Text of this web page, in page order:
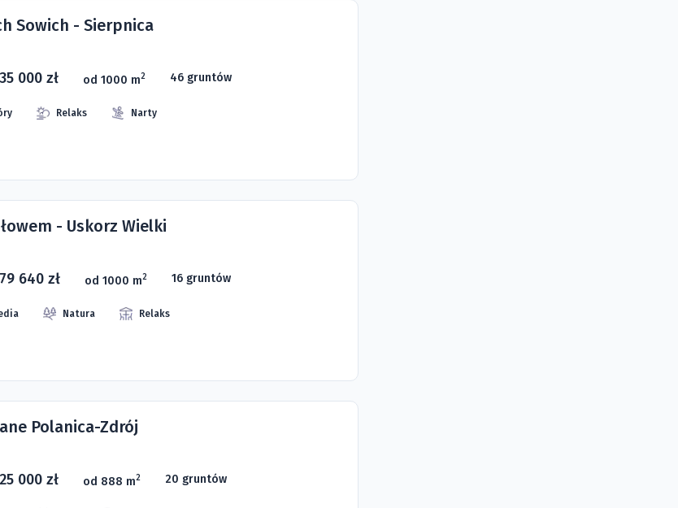
Sowich - Sierpnica
000 zł od 1000 m2 46 gruntów
Relaks Narty
- Uskorz Wielki
640 zł od 1000 m2 16 gruntów
Natura Relaks
Polanica-Zdrój
000 zł od 888 m2 20 gruntów